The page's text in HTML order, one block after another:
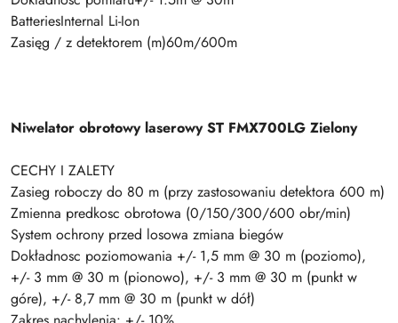
BatteriesInternal Li-Ion
Zasięg / z detektorem (m)60m/600m
Niwelator obrotowy laserowy ST FMX700LG Zielony
CECHY I ZALETY
Zasieg roboczy do 80 m (przy zastosowaniu detektora 600 m)
Zmienna predkosc obrotowa (0/150/300/600 obr/min)
System ochrony przed losowa zmiana biegów
Dokładnosc poziomowania +/- 1,5 mm @ 30 m (poziomo),
+/- 3 mm @ 30 m (pionowo), +/- 3 mm @ 30 m (punkt w
góre), +/- 8,7 mm @ 30 m (punkt w dół)